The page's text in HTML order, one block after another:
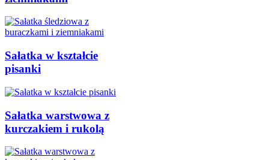
Sałatka w kształcie
pisanki
Sałatka warstwowa z
kurczakiem i rukolą